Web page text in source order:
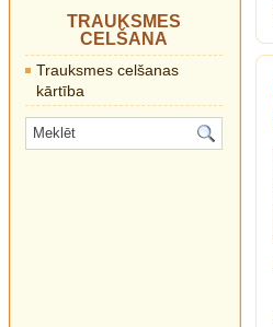
TRAUKSMES
CELŠANA
Trauksmes celšanas
kārtība